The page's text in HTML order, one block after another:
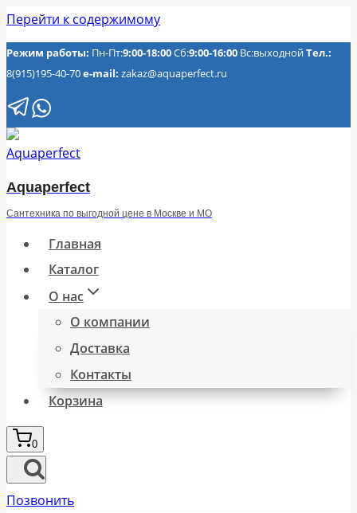
Перейти к содержимому
Режим работы: Пн-Пт:9:00-18:00Сб:9:00-16:00 Вс:выходнойТел.:
8(915)195-40-70e-mail: zakaz@aquaperfect.ru
Aquaperfect
Сантехника по выгодной цене в Москве и МО
Главная
Каталог
О нас
О компании
Доставка
Контакты
Корзина
0
Позвонить